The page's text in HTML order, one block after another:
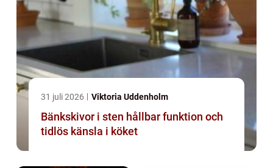
31 juli 2026 Viktoria Uddenholm
Bänkskivor i sten hållbar funktion och
tidlös känsla i köket